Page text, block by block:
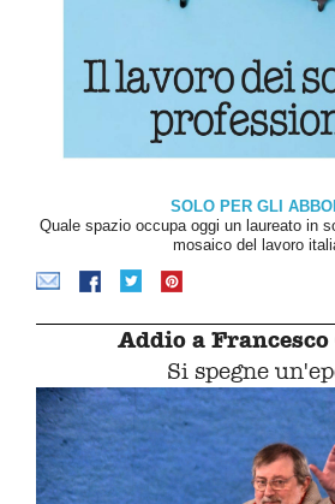
SOLO PER GLI
Quale spazio occupa oggi un laureato in
mosaico del lavoro
Addio a
Si spegne